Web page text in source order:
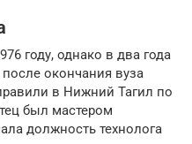
году, однако в два года
окончания вуза
в Нижний Тагил по
был мастером
должность технолога